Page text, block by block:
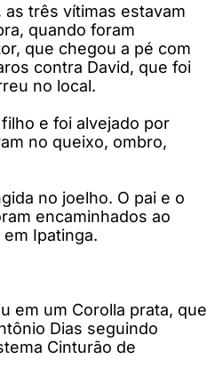
três vítimas estavam
quando foram
que chegou a pé com
contra David, que foi
no local.
e foi alvejado por
no queixo, ombro,
no joelho. O pai e o
encaminhados ao
Ipatinga.
em um Corolla prata, que
Dias seguindo
Cinturão de